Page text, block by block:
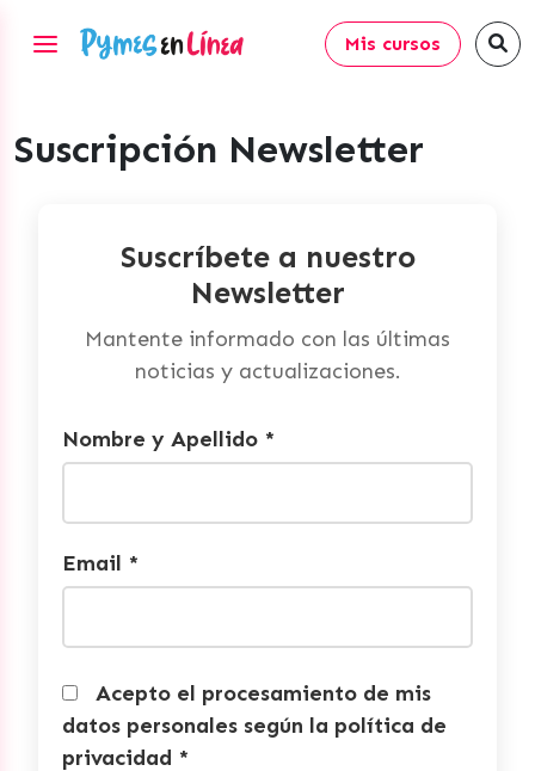
Mis cursos
Suscripción Newsletter
Suscríbete a nuestro
Newsletter
Mantente informado con las últimas
noticias y actualizaciones.
Nombre y Apellido *
Email *
Acepto el procesamiento de mis
datos personales según la política de
privacidad *